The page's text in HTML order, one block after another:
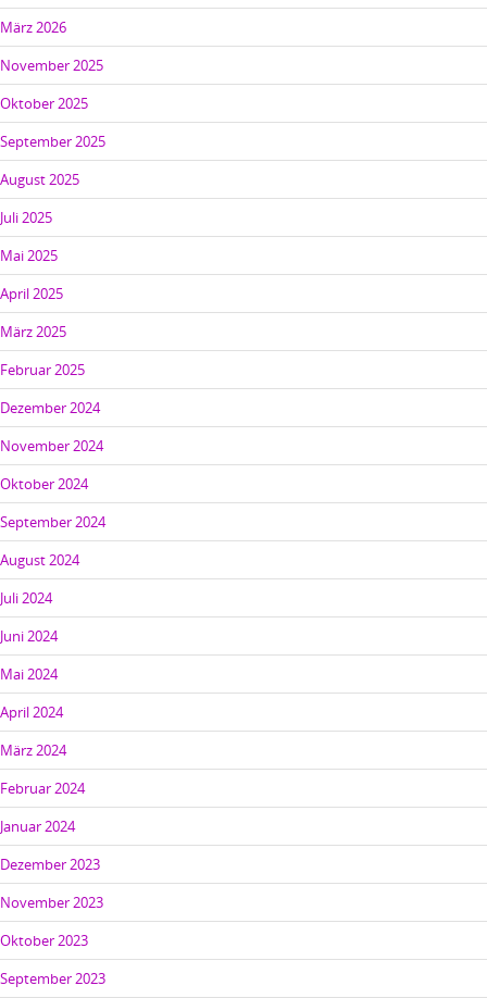
März 2026
November 2025
Oktober 2025
September 2025
August 2025
Juli 2025
Mai 2025
April 2025
März 2025
Februar 2025
Dezember 2024
November 2024
Oktober 2024
September 2024
August 2024
Juli 2024
Juni 2024
Mai 2024
April 2024
März 2024
Februar 2024
Januar 2024
Dezember 2023
November 2023
Oktober 2023
September 2023